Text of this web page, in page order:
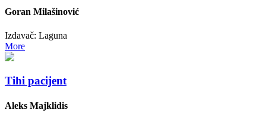
Goran Milašinović
Izdavač: Laguna
More
Tihi pacijent
Aleks Majklidis